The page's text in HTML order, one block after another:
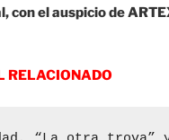
con el auspicio de
RELACIONADO